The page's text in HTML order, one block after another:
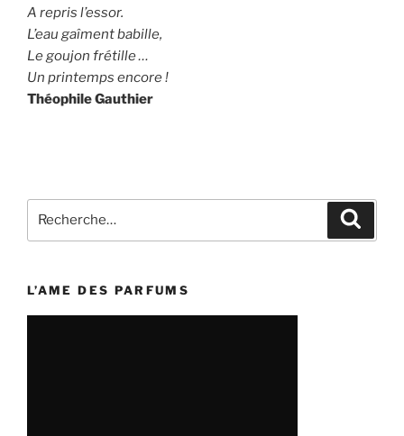
A repris l’essor.
L’eau gaîment babille,
Le goujon frétille …
Un printemps encore !
Théophile Gauthier
pour
L’AME DES PARFUMS